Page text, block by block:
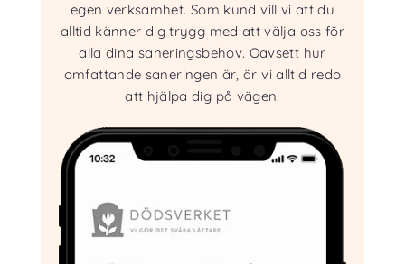
egen verksamhet. Som kund vill vi att du
alltid känner dig trygg med att välja oss för
alla dina saneringsbehov. Oavsett hur
omfattande saneringen är, är vi alltid redo
att hjälpa dig på vägen.